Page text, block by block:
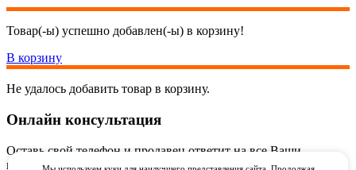
Товар(-ы) успешно добавлен(-ы) в корзину!
В корзину
Не удалось добавить товар в корзину.
Онлайн консультация
Оставь свой телефон и продавец ответит на все Ваши
вопросы онлайн через видеозвонок через WhatsApp